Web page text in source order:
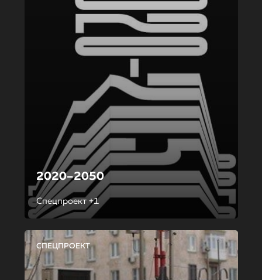
2020–2050
Спецпроект +1
СПЕЦПРОЕКТ